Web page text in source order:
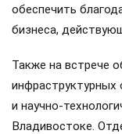
обеспечить
бизнеса,
Также на встрече
инфраструктурных
и научно-
Владивостоке.